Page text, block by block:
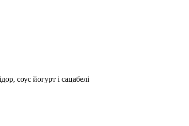
соус йогурт і сацабелі